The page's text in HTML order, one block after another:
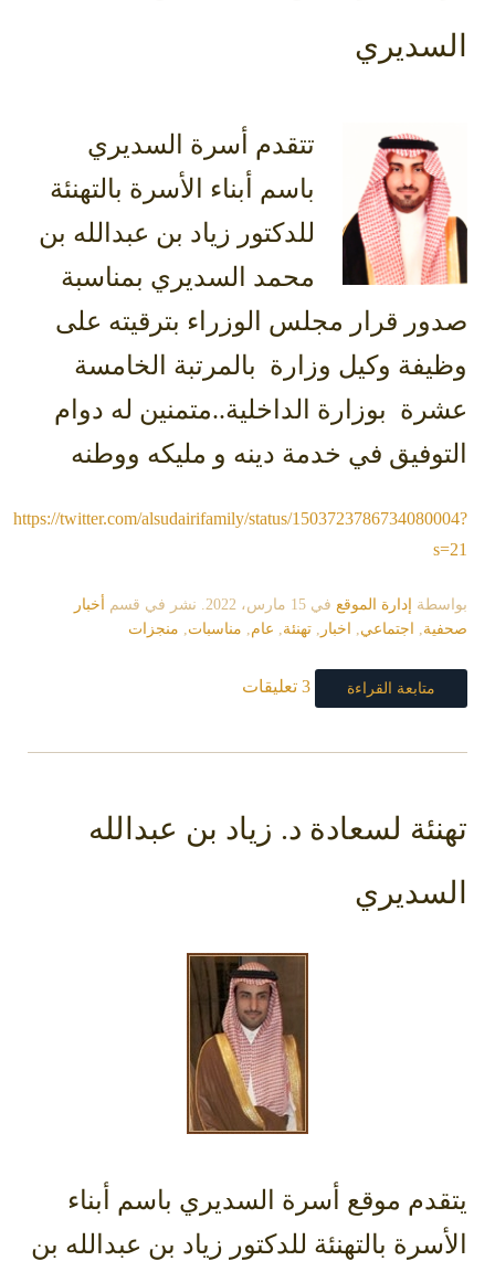
السديري
تتقدم أسرة السديري
باسم أبناء الأسرة بالتهنئة
للدكتور زياد بن عبدالله بن
محمد السديري بمناسبة
صدور قرار مجلس الوزراء بترقيته على
وظيفة وكيل وزارة بالمرتبة الخامسة
عشرة بوزارة الداخلية..متمنين له دوام
التوفيق في خدمة دينه و مليكه ووطنه
https://twitter.com/alsudairifamily/status/1503723786734080004?
s=21
بواسطة إدارة الموقع في 15 مارس، 2022 . نشر في قسم
أخبار
صحفية, اجتماعي, اخبار , تهنئة, عام, مناسبات, منجزات
متابعة القراءة 3 تعليقات
تهنئة لسعادة د. زياد بن عبدالله
السديري
يتقدم موقع أسرة السديري باسم أبناء
الأسرة بالتهنئة للدكتور زياد بن عبدالله بن